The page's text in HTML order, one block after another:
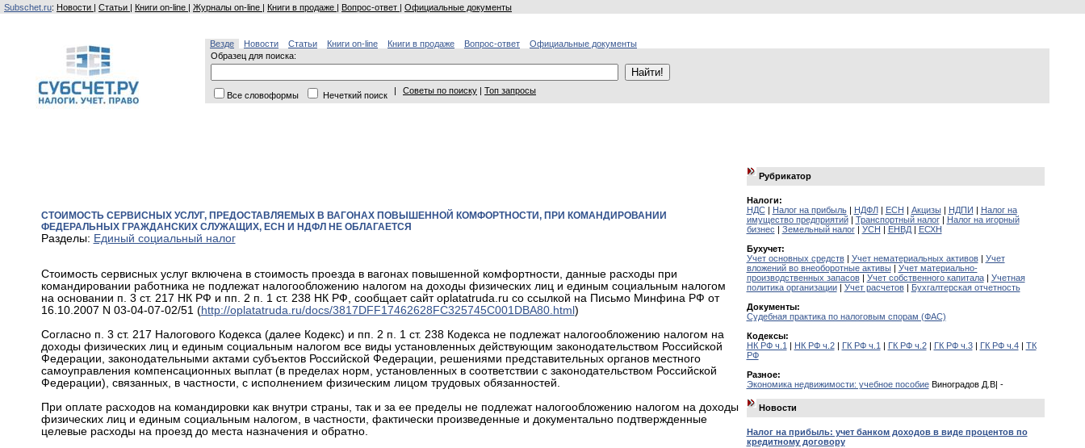
Subschet.ru: Новости | Статьи | Книги on-line | Журналы on-line | Книги в продаже | Вопрос-ответ | Официальные документы
Везде Новости Статьи Книги on-line Книги в продаже Вопрос-ответ
Официальные документы
Образец для поиска:
Все словоформы Нечеткий поиск | Советы по поиску | Топ запросы
СТОИМОСТЬ СЕРВИСНЫХ УСЛУГ, ПРЕДОСТАВЛЯЕМЫХ В ВАГОНАХ ПОВЫШЕННОЙ КОМФОРТНОСТИ, ПРИ КОМАНДИРОВАНИИ
ФЕДЕРАЛЬНЫХ ГРАЖДАНСКИХ СЛУЖАЩИХ, ЕСН И НДФЛ НЕ ОБЛАГАЕТСЯ
Разделы: Единый социальный налог
Стоимость сервисных услуг включена в стоимость проезда в вагонах повышенной комфортности, данные расходы при
командировании работника не подлежат налогообложению налогом на доходы физических лиц и единым социальным налогом
на основании п. 3 ст. 217 НК РФ и пп. 2 п. 1 ст. 238 НК РФ, сообщает сайт oplatatruda.ru со ссылкой на Письмо Минфина РФ от
16.10.2007 N 03-04-07-02/51 (http://oplatatruda.ru/docs/3817DFF17462628FC325745C001DBA80.html)
Согласно п. 3 ст. 217 Налогового Кодекса (далее Кодекс) и пп. 2 п. 1 ст. 238 Кодекса не подлежат налогообложению налогом на
доходы физических лиц и единым социальным налогом все виды установленных действующим законодательством Российской
Федерации, законодательными актами субъектов Российской Федерации, решениями представительных органов местного
самоуправления компенсационных выплат (в пределах норм, установленных в соответствии с законодательством Российской
Федерации), связанных, в частности, с исполнением физическим лицом трудовых обязанностей.
При оплате расходов на командировки как внутри страны, так и за ее пределы не подлежат налогообложению налогом на доходы
физических лиц и единым социальным налогом, в частности, фактически произведенные и документально подтвержденные
целевые расходы на проезд до места назначения и обратно.
Рубрикатор
Налоги:
НДС| Налог на прибыль| НДФЛ| ЕСН | Акцизы| НДПИ | Налог на
имущество предприятий| Транспортный налог| Налог на игорный
бизнес | Земельный налог| УСН | ЕНВД| ЕСХН
Бухучет:
Учет основных средств| Учет нематериальных активов| Учет
вложений во внеоборотные активы| Учет материально-
производственных запасов| Учет собственного капитала| Учетная
политика организации| Учет расчетов| Бухгалтерская отчетность
Документы:
Судебная практика по налоговым спорам (ФАС)
Кодексы:
НК РФ ч.1 | НК РФ ч.2| ГК РФ ч.1 | ГК РФ ч.2| ГК РФ ч.3| ГК РФ ч.4| ТК
РФ
Разное:
Экономика недвижимости: учебное пособиеВиноградов Д.В| -
Новости
Налог на прибыль: учет банком доходов в виде процентов по
кредитному договору